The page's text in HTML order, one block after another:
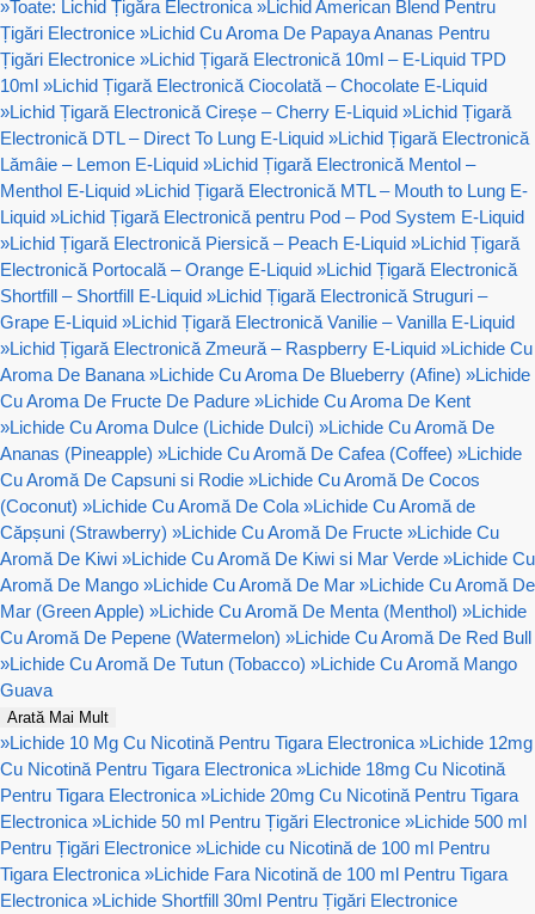
»Toate: Lichid Țigăra Electronica »Lichid American Blend Pentru
Țigări Electronice »Lichid Cu Aroma De Papaya Ananas Pentru
Țigări Electronice »Lichid Țigară Electronică 10ml – E-Liquid TPD
10ml »Lichid Țigară Electronică Ciocolată – Chocolate E-Liquid
»Lichid Țigară Electronică Cireșe – Cherry E-Liquid »Lichid Țigară
Electronică DTL – Direct To Lung E-Liquid »Lichid Țigară Electronică
Lămâie – Lemon E-Liquid »Lichid Țigară Electronică Mentol –
Menthol E-Liquid »Lichid Țigară Electronică MTL – Mouth to Lung E-
Liquid »Lichid Țigară Electronică pentru Pod – Pod System E-Liquid
»Lichid Țigară Electronică Piersică – Peach E-Liquid »Lichid Țigară
Electronică Portocală – Orange E-Liquid »Lichid Țigară Electronică
Shortfill – Shortfill E-Liquid »Lichid Țigară Electronică Struguri –
Grape E-Liquid »Lichid Țigară Electronică Vanilie – Vanilla E-Liquid
»Lichid Țigară Electronică Zmeură – Raspberry E-Liquid »Lichide Cu
Aroma De Banana »Lichide Cu Aroma De Blueberry (Afine) »Lichide
Cu Aroma De Fructe De Padure »Lichide Cu Aroma De Kent
»Lichide Cu Aroma Dulce (Lichide Dulci) »Lichide Cu Aromă De
Ananas (Pineapple) »Lichide Cu Aromă De Cafea (Coffee) »Lichide
Cu Aromă De Capsuni si Rodie »Lichide Cu Aromă De Cocos
(Coconut) »Lichide Cu Aromă De Cola »Lichide Cu Aromă de
Căpșuni (Strawberry) »Lichide Cu Aromă De Fructe »Lichide Cu
Aromă De Kiwi »Lichide Cu Aromă De Kiwi si Mar Verde »Lichide Cu
Aromă De Mango »Lichide Cu Aromă De Mar »Lichide Cu Aromă De
Mar (Green Apple) »Lichide Cu Aromă De Menta (Menthol) »Lichide
Cu Aromă De Pepene (Watermelon) »Lichide Cu Aromă De Red Bull
»Lichide Cu Aromă De Tutun (Tobacco) »Lichide Cu Aromă Mango
Guava
Arată Mai Mult
»Lichide 10 Mg Cu Nicotină Pentru Tigara Electronica »Lichide 12mg
Cu Nicotină Pentru Tigara Electronica »Lichide 18mg Cu Nicotină
Pentru Tigara Electronica »Lichide 20mg Cu Nicotină Pentru Tigara
Electronica »Lichide 50 ml Pentru Țigări Electronice »Lichide 500 ml
Pentru Țigări Electronice »Lichide cu Nicotină de 100 ml Pentru
Tigara Electronica »Lichide Fara Nicotină de 100 ml Pentru Tigara
Electronica »Lichide Shortfill 30ml Pentru Țigări Electronice